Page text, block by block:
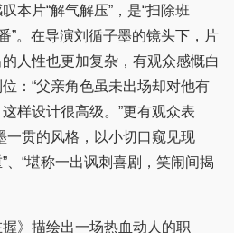
本片“解气解压”，是“扫除班
”。在导演刘循子墨的镜头下，片
人性也更加复杂，有观众感慨白
：“父亲角色虽未出场却对他有
样设计很高级。”更有观众表
一贯的风格，以小切口窥见现
、“堪称一出讽刺喜剧，笑闹间揭
描绘出一场热血动人的职